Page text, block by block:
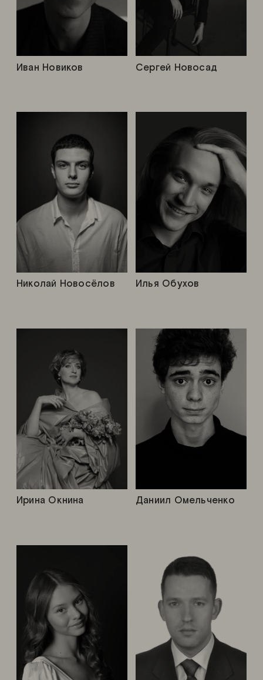
Сергей Новосад
Ирина Окнина
Николай Новосёлов Илья Обухов
Иван Новиков
Даниил Омельченко